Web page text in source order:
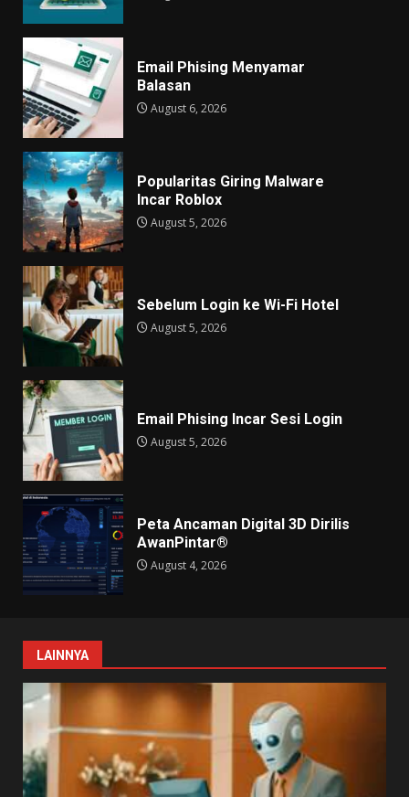
Email Phising Menyamar
Balasan
August 6, 2026
Popularitas Giring Malware
Incar Roblox
August 5, 2026
Sebelum Login ke Wi-Fi Hotel
August 5, 2026
Email Phising Incar Sesi Login
August 5, 2026
Peta Ancaman Digital 3D Dirilis
AwanPintar®
August 4, 2026
LAINNYA